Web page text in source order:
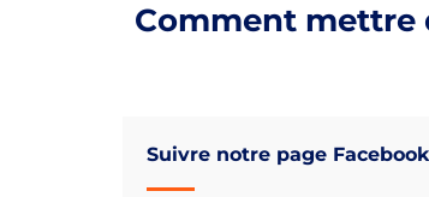
Comment mettre
Suivre notre page Facebook